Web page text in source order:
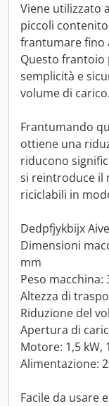
Viene utilizzato
piccoli
frantumare fino
Questo frantoio
semplicità e
volume di carico.
Frantumando
ottiene una
riducono
si reintroduce il
riciclabili in
Dedpfjykbijx
Dimensioni
mm
Peso macchina:
Altezza di
Riduzione del
Apertura di
Motore: 1,5 kW,
Alimentazione:
Facile da usare